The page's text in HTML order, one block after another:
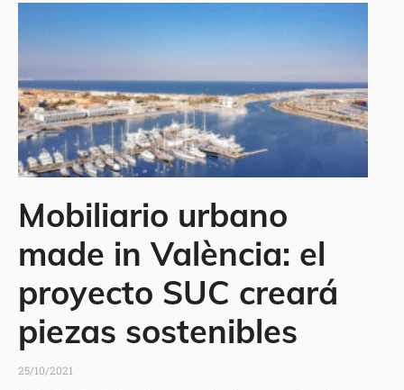
Mobiliario urbano
made in València: el
proyecto SUC creará
piezas sostenibles
25/10/2021